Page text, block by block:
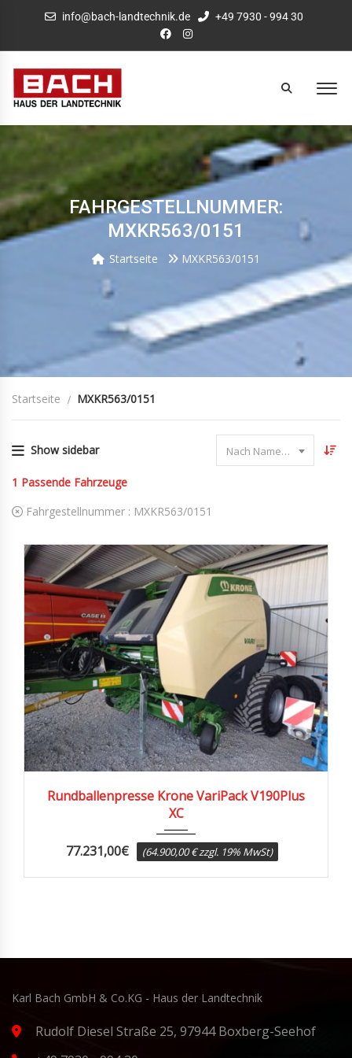
info@bach-landtechnik.de +49 7930 - 994 30
FAHRGESTELLNUMMER:
MXKR563/0151
Startseite MXKR563/0151
Startseite MXKR563/0151
Show sidebar Nach Name sortieren
1 Passende Fahrzeuge
Fahrgestellnummer : MXKR563/0151
Rundballenpresse Krone VariPack V190Plus
XC
77.231,00€ (64.900,00 € zzgl. 19% MwSt)
Karl Bach GmbH & Co.KG - Haus der Landtechnik
Rudolf Diesel Straße 25, 97944 Boxberg-Seehof